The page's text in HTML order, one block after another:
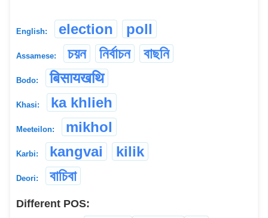
English: election poll
Assamese: চয়ন নিৰ্বাচন বাছনি
Bodo: बिसायखथि
Khasi: ka khlieh
Meeteilon: mikhol
Karbi: kangvai kilik
Deori: বাচিবা
Different POS: